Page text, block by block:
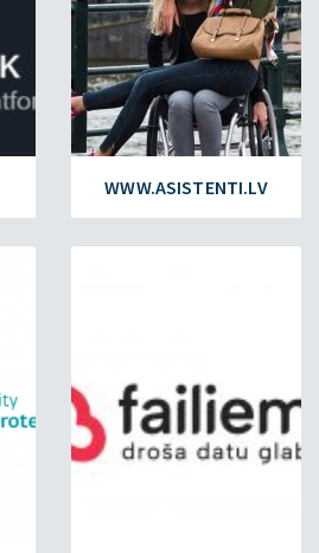
WWW.ASISTENTI.LV